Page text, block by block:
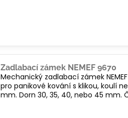
Zadlabací zámek NEMEF 9670
Mechanický zadlabací zámek
pro panikové kování s klikou, koulí
mm. Dorn 30, 35, 40, nebo 45 mm.